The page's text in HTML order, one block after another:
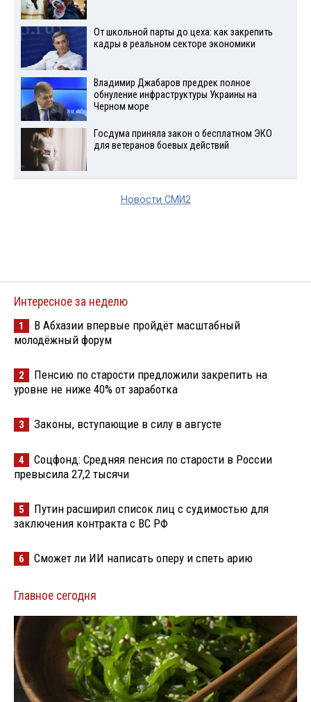
От школьной парты до цеха: как закрепить
кадры в реальном секторе экономики
Владимир Джабаров предрек полное
обнуление инфраструктуры Украины на
Черном море
Госдума приняла закон о бесплатном ЭКО
для ветеранов боевых действий
Новости СМИ2
Интересное за неделю
1
В Абхазии впервые пройдёт масштабный
молодёжный форум
2
Пенсию по старости предложили закрепить на
уровне не ниже 40% от заработка
3 Законы, вступающие в силу в августе
4
Соцфонд: Средняя пенсия по старости в России
превысила 27,2 тысячи
5
Путин расширил список лиц с судимостью для
заключения контракта с ВС РФ
6 Сможет ли ИИ написать оперу и спеть арию
Главное сегодня